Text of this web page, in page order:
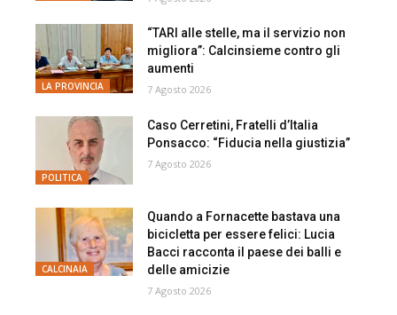
LA PROVINCIA
“TARI alle stelle, ma il servizio non
migliora”: Calcinsieme contro gli
aumenti
7 Agosto 2026
POLITICA
Caso Cerretini, Fratelli d’Italia
Ponsacco: “Fiducia nella giustizia”
7 Agosto 2026
CALCINAIA
Quando a Fornacette bastava una
bicicletta per essere felici: Lucia
Bacci racconta il paese dei balli e
delle amicizie
7 Agosto 2026